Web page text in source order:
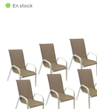
En stock